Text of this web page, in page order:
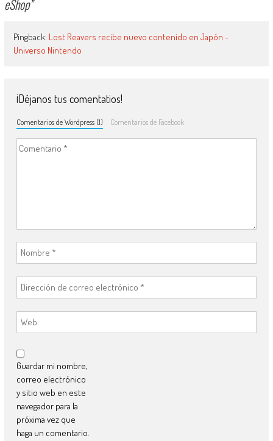
eShop”
Pingback: Lost Reavers recibe nuevo contenido en Japón -
Universo Nintendo
¡Déjanos tus comentatios!
Comentarios de Wordpress (1) Comentarios de Facebook
Guardar mi nombre,
correo electrónico
y sitio web en este
navegador para la
próxima vez que
haga un comentario.